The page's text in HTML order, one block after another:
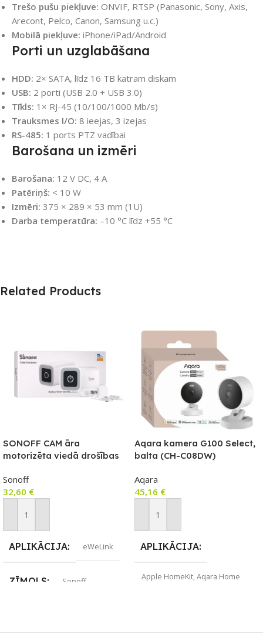
Trešo pušu piekļuve: ONVIF, RTSP (Panasonic, Sony, Axis,
Arecont, Pelco, Canon, Samsung u.c.)
Mobilā piekļuve: iPhone/iPad/Android
Porti un uzglabāšana
HDD: 2× SATA, līdz 16 TB katram diskam
USB: 2 porti (USB 2.0 + USB 3.0)
Tīkls: 1× RJ-45 (10/100/1000 Mb/s)
Trauksmes I/O: 8 ieejas, 3 izejas
RS-485: 1 ports PTZ vadībai
Barošana un izmēri
Barošana: 12 V DC, 4 A
Patēriņš: < 10 W
Izmēri: 375 × 289 × 53 mm (1U)
Darba temperatūra: –10 °C līdz +55 °C
Related Products
SONOFF CAM āra
motorizēta viedā drošības
Sonoff
32,60 €
Pievienot Grozam
APLIKĀCIJA eWeLink
ZĪMOLS Sonoff
Aqara kamera G100 Select,
balta (CH-C08DW)
Aqara
45,16 €
Pievienot Grozam
APLIKĀCIJA
Apple HomeKit,Aqara Home